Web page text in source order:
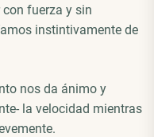
fuerza y sin
instintivamente de
nos da ánimo y
la velocidad mientras